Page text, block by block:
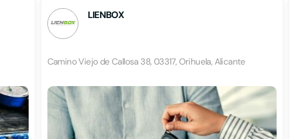
LIENBOX
Camino Viejo de Callosa 38, 03317, Orihuela, Alicante